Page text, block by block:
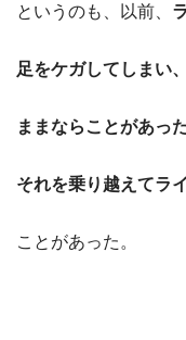
というのも、以前、
足をケガしてしまい
ままならことがあっ
それを乗り越えてラ
ことがあった。